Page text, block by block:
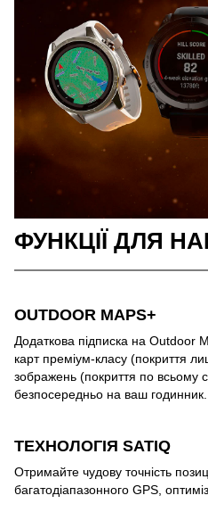
ФУНКЦІЇ ДЛЯ
OUTDOOR MAPS+
Додаткова підписка на Outdoor
карт преміум-класу (покриття
зображень (покриття по всьому
безпосередньо на ваш годинник.
ТЕХНОЛОГІЯ SATIQ
Отримайте чудову точність
багатодіапазонного GPS,